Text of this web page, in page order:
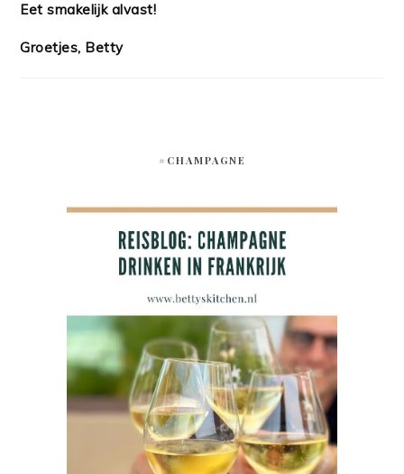
Eet smakelijk alvast!
Groetjes, Betty
#CHAMPAGNE